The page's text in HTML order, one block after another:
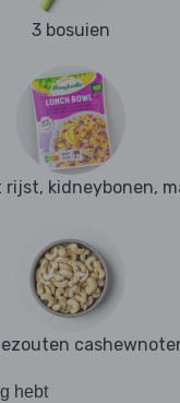
3 bosuien
kidneybonen,
hebt